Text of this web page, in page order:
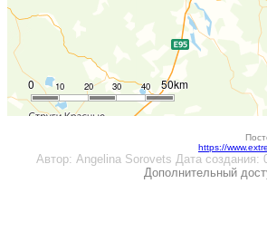
10
0 20 30 40 50km
https://
Автор: Angelina Sorovets Дата создания:
Дополнительный